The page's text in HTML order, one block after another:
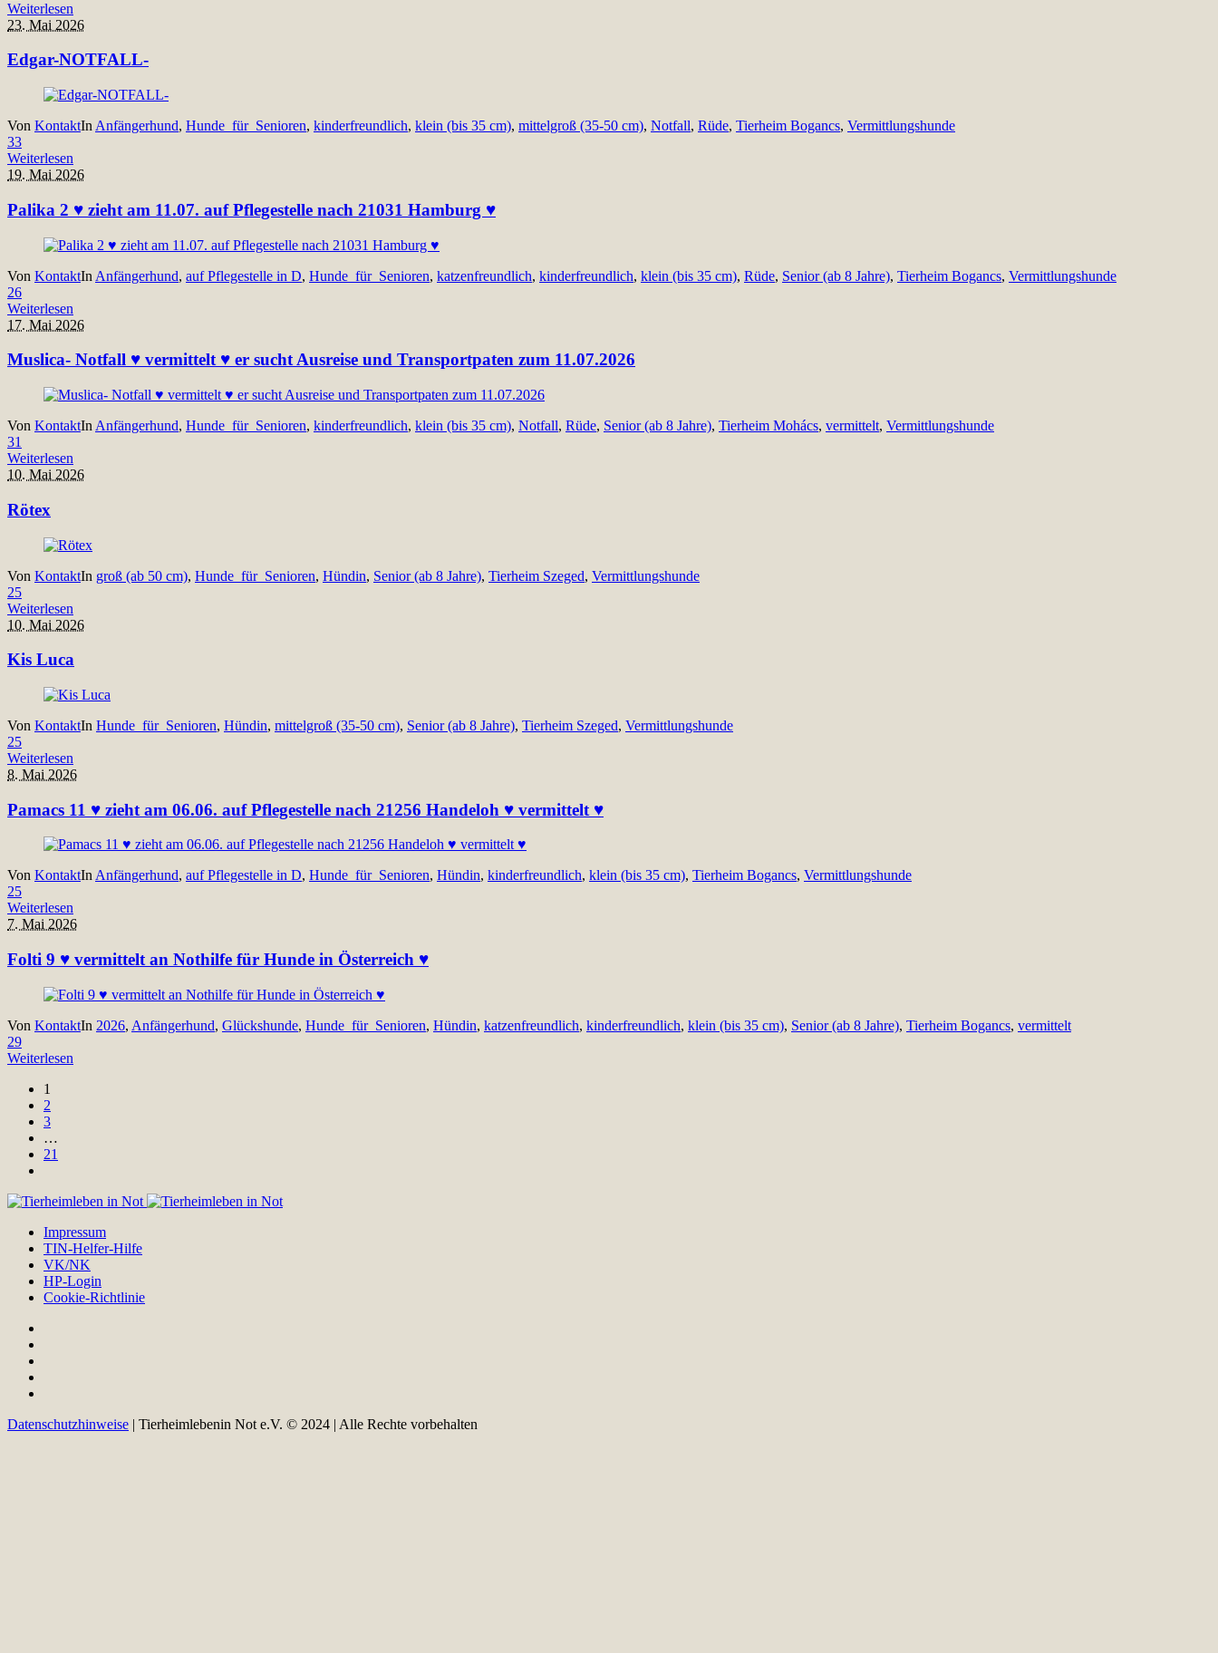
Weiterlesen
23. Mai 2026
Edgar-NOTFALL-
Von KontaktIn Anfängerhund, Hunde_für_Senioren, kinderfreundlich, klein (bis 35 cm), mittelgroß (35-50 cm), Notfall, Rüde, Tierheim Bogancs, Vermittlungshunde
33
Weiterlesen
19. Mai 2026
Palika 2 ♥ zieht am 11.07. auf Pflegestelle nach 21031 Hamburg ♥
Von KontaktIn Anfängerhund, auf Pflegestelle in D, Hunde_für_Senioren, katzenfreundlich, kinderfreundlich, klein (bis 35 cm), Rüde, Senior (ab 8 Jahre), Tierheim Bogancs, Vermittlungshunde
26
Weiterlesen
17. Mai 2026
Muslica- Notfall ♥ vermittelt ♥ er sucht Ausreise und Transportpaten zum 11.07.2026
Von KontaktIn Anfängerhund, Hunde_für_Senioren, kinderfreundlich, klein (bis 35 cm), Notfall, Rüde, Senior (ab 8 Jahre), Tierheim Mohács, vermittelt, Vermittlungshunde
31
Weiterlesen
10. Mai 2026
Rötex
Von KontaktIn groß (ab 50 cm), Hunde_für_Senioren, Hündin, Senior (ab 8 Jahre), Tierheim Szeged, Vermittlungshunde
25
Weiterlesen
10. Mai 2026
Kis Luca
Von KontaktIn Hunde_für_Senioren, Hündin, mittelgroß (35-50 cm), Senior (ab 8 Jahre), Tierheim Szeged, Vermittlungshunde
25
Weiterlesen
8. Mai 2026
Pamacs 11 ♥ zieht am 06.06. auf Pflegestelle nach 21256 Handeloh ♥ vermittelt ♥
Von KontaktIn Anfängerhund, auf Pflegestelle in D, Hunde_für_Senioren, Hündin, kinderfreundlich, klein (bis 35 cm), Tierheim Bogancs, Vermittlungshunde
25
Weiterlesen
7. Mai 2026
Folti 9 ♥ vermittelt an Nothilfe für Hunde in Österreich ♥
Von KontaktIn 2026, Anfängerhund, Glückshunde, Hunde_für_Senioren, Hündin, katzenfreundlich, kinderfreundlich, klein (bis 35 cm), Senior (ab 8 Jahre), Tierheim Bogancs, vermittelt
29
Weiterlesen
1
2
3
…
21
Impressum
TIN-Helfer-Hilfe
VK/NK
HP-Login
Cookie-Richtlinie
Datenschutzhinweise | Tierheimlebenin Not e.V. © 2024 | Alle Rechte vorbehalten